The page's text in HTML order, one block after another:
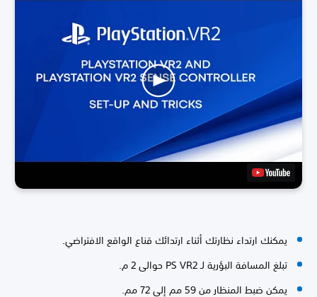
يمكنك ارتداء نظارتك أثناء ارتدائك قناع الواقع الافتراضي.
تبلغ المسافة البؤرية لـ PS VR2 حوالى 2 م.
يمكن ضبط المنظار من 59 مم إلى 72 مم.